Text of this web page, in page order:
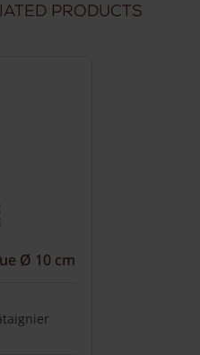
products
Ø 10 cm